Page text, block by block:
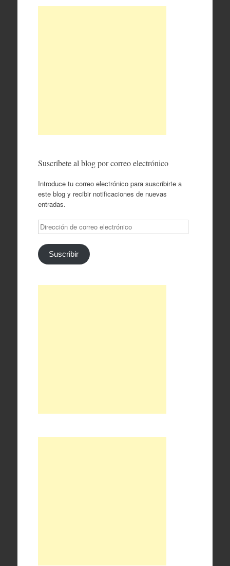
Suscríbete al blog por correo electrónico
Introduce tu correo electrónico para suscribirte a
este blog y recibir notificaciones de nuevas
entradas.
Dirección
de
correo
electrónico
Suscribir